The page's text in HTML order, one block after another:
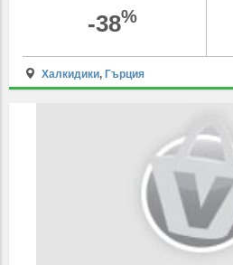
-38%
Халкидики, Гърция